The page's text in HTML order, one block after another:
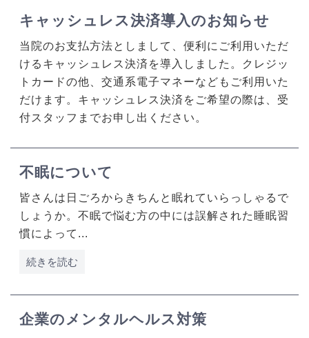
キャッシュレス決済導入のお知らせ
当院のお支払方法としまして、便利にご利用いただ
けるキャッシュレス決済を導入しました。クレジッ
トカードの他、交通系電子マネーなどもご利用いた
だけます。キャッシュレス決済をご希望の際は、受
付スタッフまでお申し出ください。
不眠について
皆さんは日ごろからきちんと眠れていらっしゃるで
しょうか。不眠で悩む方の中には誤解された睡眠習
慣によって...
続きを読む
企業のメンタルヘルス対策